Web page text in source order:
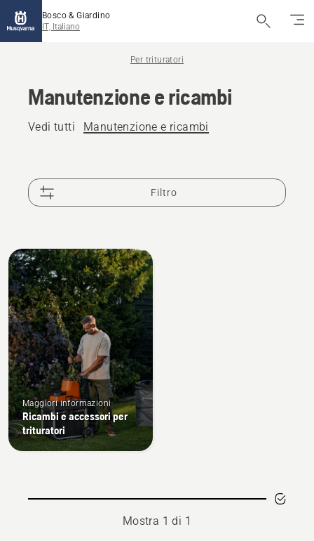
Bosco & Giardino
IT, Italiano
Per trituratori
Manutenzione e ricambi
Vedi tutti Manutenzione e ricambi
Filtro
Tutti
i
prodotti
Maggiori informazioni
Ricambi e accessori per
trituratori
Mostra 1 di 1